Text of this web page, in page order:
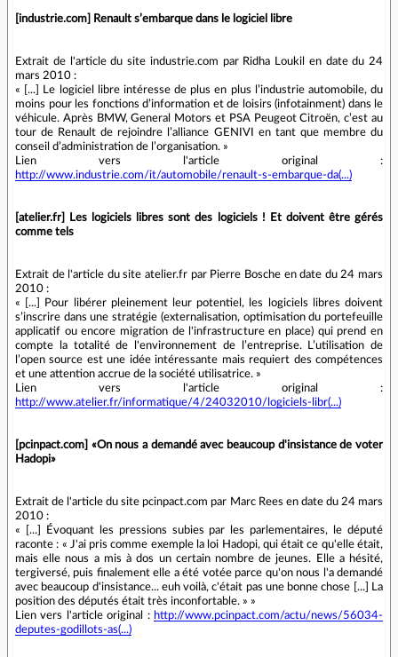
[industrie.com] Renault s’embarque dans le logiciel libre
Extrait de l'article du site industrie.com par Ridha Loukil en date du 24
mars 2010 :
« [...] Le logiciel libre intéresse de plus en plus l’industrie automobile, du
moins pour les fonctions d’information et de loisirs (infotainment) dans le
véhicule. Après BMW, General Motors et PSA Peugeot Citroën, c’est au
tour de Renault de rejoindre l’alliance GENIVI en tant que membre du
conseil d’administration de l’organisation. »
Lien vers l'article original :
http://www.industrie.com/it/automobile/renault-s-embarque-da(...)
[atelier.fr] Les logiciels libres sont des logiciels ! Et doivent être gérés
comme tels
Extrait de l'article du site atelier.fr par Pierre Bosche en date du 24 mars
2010 :
« [...] Pour libérer pleinement leur potentiel, les logiciels libres doivent
s’inscrire dans une stratégie (externalisation, optimisation du portefeuille
applicatif ou encore migration de l'infrastructure en place) qui prend en
compte la totalité de l'environnement de l’entreprise. L’utilisation de
l’open source est une idée intéressante mais requiert des compétences
et une attention accrue de la société utilisatrice. »
Lien vers l'article original :
http://www.atelier.fr/informatique/4/24032010/logiciels-libr(...)
[pcinpact.com] «On nous a demandé avec beaucoup d'insistance de voter
Hadopi»
Extrait de l'article du site pcinpact.com par Marc Rees en date du 24 mars
2010 :
« [...] Évoquant les pressions subies par les parlementaires, le député
raconte : « J'ai pris comme exemple la loi Hadopi, qui était ce qu'elle était,
mais elle nous a mis à dos un certain nombre de jeunes. Elle a hésité,
tergiversé, puis finalement elle a été votée parce qu'on nous l'a demandé
avec beaucoup d'insistance... euh voilà, c'était pas une bonne chose [...] La
position des députés était très inconfortable. » »
Lien vers l'article original : http://www.pcinpact.com/actu/news/56034-
deputes-godillots-as(...)